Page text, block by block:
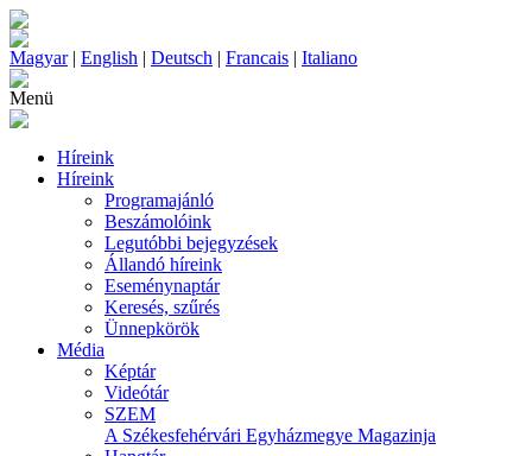
Magyar| English | Deutsch | Francais | Italiano
Menü
Híreink
Híreink
Programajánló
Beszámolóink
Legutóbbi bejegyzések
Állandó híreink
Eseménynaptár
Keresés, szűrés
Ünnepkörök
Média
Képtár
Videótár
SZEM
A Székesfehérvári Egyházmegye Magazinja